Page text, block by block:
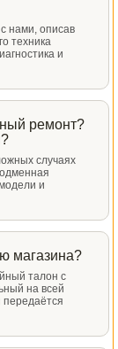
нами, описав
техника
и
ремонт?
случаях
и
магазина?
талон с
на всей
передаётся